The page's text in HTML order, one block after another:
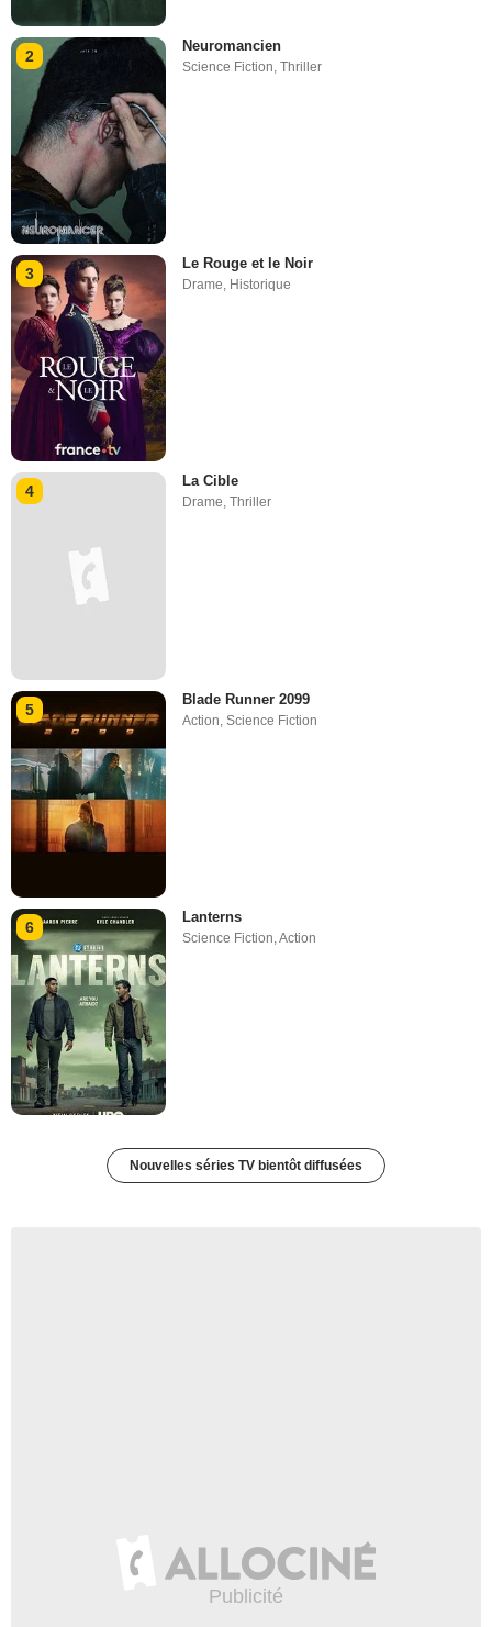
2
Neuromancien
Science Fiction ,Thriller
3
Le Rouge et le Noir
Drame, Historique
4
La Cible
Drame,Thriller
5
Blade Runner 2099
Action ,Science Fiction
6
Lanterns
Science Fiction,Action
Nouvelles séries TV bientôt diffusées